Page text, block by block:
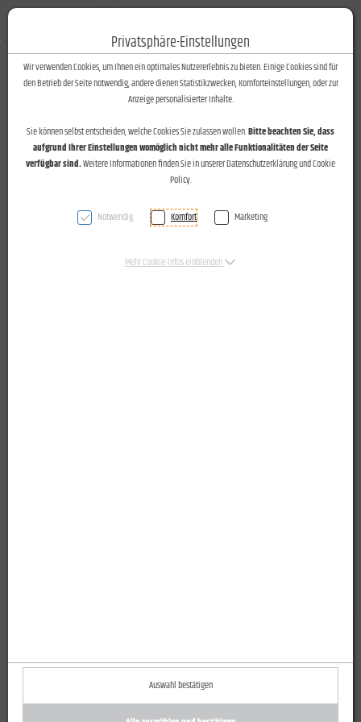
Zum Inhalt springen [AK + 0]
Zum Hauptmenü springen [AK + 1]
Zum Footer-Menü unten (angedockt an Browserrand) springen [AK + 2]
Zum Widget-Menü rechts springen [AK + 3]
Zu den Inhalten im Fußbereich springen [AK + 4]
LH Mag. Markus Wallner beim "Buramarkt" mit "Sura Kees"-
Privatsphäre-Einstellungen
Wir verwenden Cookies, um Ihnen ein optimales Nutzererlebnis zu bieten. Einige Cookies sind für
den Betrieb der Seite notwendig, andere dienen Statistikzwecken, Komforteinstellungen, oder zur
Anzeige personalisierter Inhalte.
Sie können selbst entscheiden, welche Cookies Sie zulassen wollen.Bitte beachten Sie, dass
aufgrund Ihrer Einstellungen womöglich nicht mehr alle Funktionalitäten der Seite
verfügbar sind.Weitere Informationen finden Sie in unserer Datenschutzerklärung und Cookie
Policy.
Notwendig Komfort Marketing
Mehr Cookie-Infos einblenden
Auswahl bestätigen